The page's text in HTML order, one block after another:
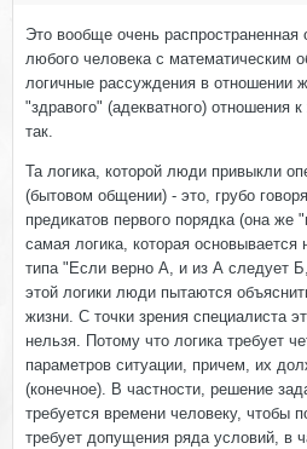
Это вообще очень
любого человека с математическим
логичные рассуждения в отношении
"здравого" (адекватного) отношения
так.
Та логика, которой люди привыкли
(бытовом общении) - это, грубо
предикатов первого порядка (она же
самая логика, которая основывается
типа "Если верно А, и из А следует
этой логики люди пытаются
жизни. С точки зрения специалиста
нельзя. Потому что логика требует
параметров ситуации, причем, их
(конечное). В частности, решение
требуется времени человеку, чтобы
требует допущения ряда условий, в